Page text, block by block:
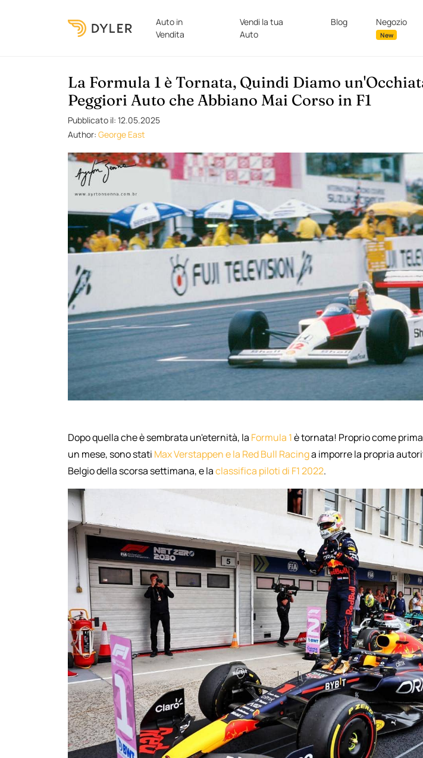
Auto in
Vendita
Vendi la tua
Auto
Blog Negozio
New
La Formula 1 è Tornata, Quindi Diamo
Peggiori Auto che Abbiano Mai Corso in F1
Pubblicato il: 12.05.2025
Author: George East
Dopo quella che è sembrata un'eternità, la Formula 1è tornata! Proprio come
un mese, sono stati Max Verstappen e la Red Bull Racinga imporre la propria
Belgio della scorsa settimana, e laclassifica piloti di F1 2022.